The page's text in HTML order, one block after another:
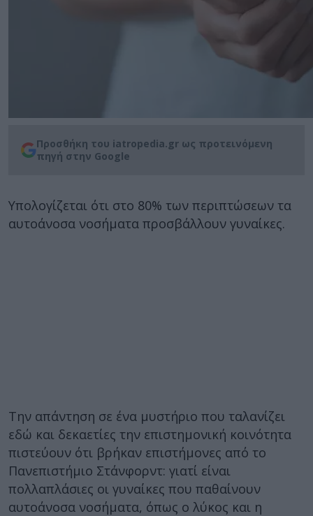
Προσθήκη του iatropedia.gr ως προτεινόμενη
πηγή στην Google
Υπολογίζεται ότι στο 80% των περιπτώσεων τα
αυτοάνοσα νοσήματα προσβάλλουν γυναίκες.
Την απάντηση σε ένα μυστήριο που ταλανίζει
εδώ και δεκαετίες την επιστημονική κοινότητα
πιστεύουν ότι βρήκαν επιστήμονες από το
Πανεπιστήμιο Στάνφορντ: γιατί είναι
πολλαπλάσιες οι γυναίκες που παθαίνουν
αυτοάνοσα νοσήματα, όπως ο λύκος και η